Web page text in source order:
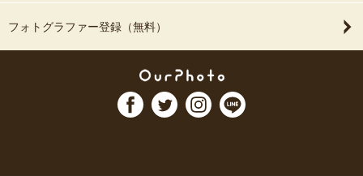
フォトグラファー登録（無料）